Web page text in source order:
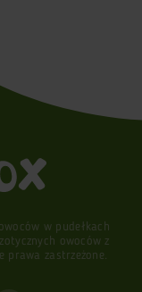
w pudełkach
owoców z
prawa zastrzeżone.